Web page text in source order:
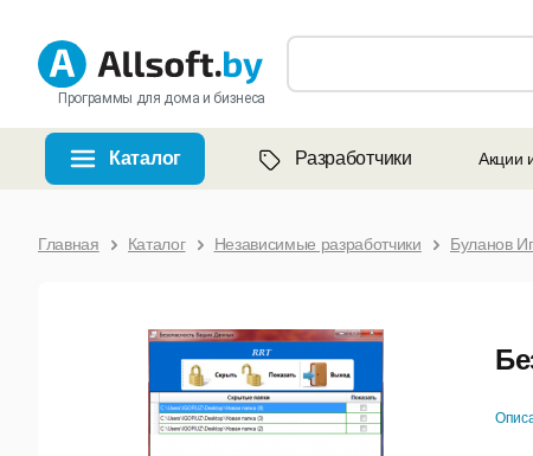
Программы для дома и бизнеса
Каталог Разработчики Акции
Главная Каталог Независимые разработчики Буланов